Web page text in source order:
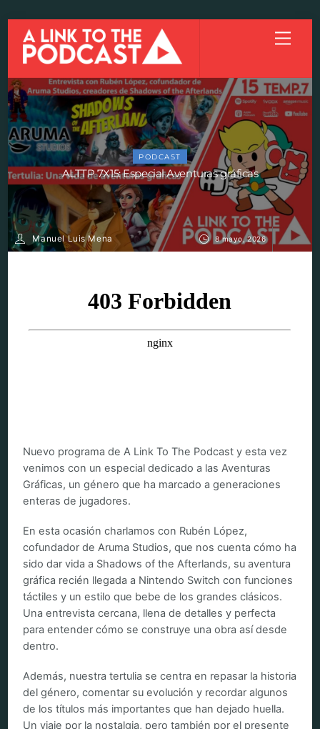
content
Menu
8 mayo, 2026
ALTTP 7X15: Especial Aventuras gráficas
Manuel Luis Mena
PODCAST
Nuevo programa de A Link To The Podcast y esta vez
venimos con un especial dedicado a las Aventuras
Gráficas, un género que ha marcado a generaciones
enteras de jugadores.
En esta ocasión charlamos con Rubén López,
cofundador de Aruma Studios, que nos cuenta cómo ha
sido dar vida a Shadows of the Afterlands, su aventura
gráfica recién llegada a Nintendo Switch con funciones
táctiles y un estilo que bebe de los grandes clásicos.
Una entrevista cercana, llena de detalles y perfecta
para entender cómo se construye una obra así desde
dentro.
Además, nuestra tertulia se centra en repasar la historia
del género, comentar su evolución y recordar algunos
de los títulos más importantes que han dejado huella.
Un viaje por la nostalgia, pero también por el presente